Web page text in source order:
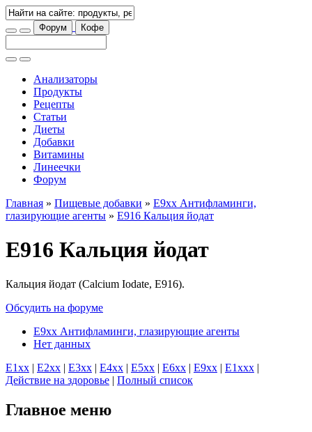
Форум Кофе
Анализаторы
Продукты
Рецепты
Статьи
Диеты
Добавки
Витамины
Линеечки
Форум
Главная » Пищевые добавки » E9xx Антифламинги,
глазирующие агенты » E916 Кальция йодат
E916 Кальция йодат
Кальция йодат (Calcium Iodate, E916).
Обсудить на форуме
E9xx Антифламинги, глазирующие агенты
Нет данных
E1хх | E2хх | E3хх | E4хх | E5хх | E6хх | E9хх | E1xхх |
Действие на здоровье | Полный список
Главное меню